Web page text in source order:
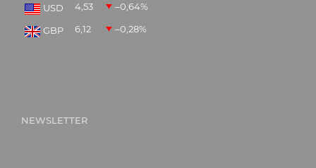
USD 4,53 –0,64%
GBP 6,12 –0,28%
NEWSLETTER